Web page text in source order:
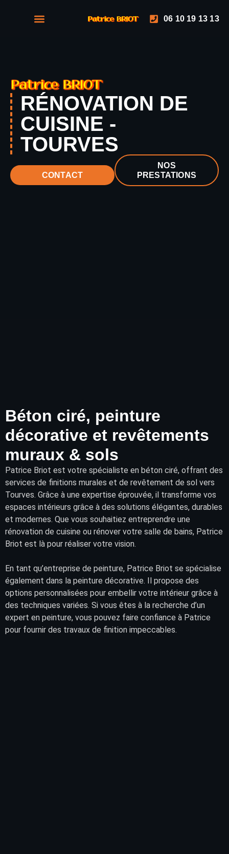
06 10 19 13 13
RÉNOVATION DE
CUISINE -
TOURVES
CONTACT
NOS
PRESTATIONS
Béton ciré, peinture
décorative et revêtements
muraux & sols
Patrice Briot est votre spécialiste en béton ciré, offrant des
services de finitions murales et de revêtement de sol vers
Tourves. Grâce à une expertise éprouvée, il transforme vos
espaces intérieurs grâce à des solutions élégantes, durables
et modernes. Que vous souhaitiez entreprendre une
rénovation de cuisine ou rénover votre salle de bains, Patrice
Briot est là pour réaliser votre vision.
En tant qu’entreprise de peinture, Patrice Briot se spécialise
également dans la peinture décorative. Il propose des
options personnalisées pour embellir votre intérieur grâce à
des techniques variées. Si vous êtes à la recherche d’un
expert en peinture, vous pouvez faire confiance à Patrice
pour fournir des travaux de finition impeccables.